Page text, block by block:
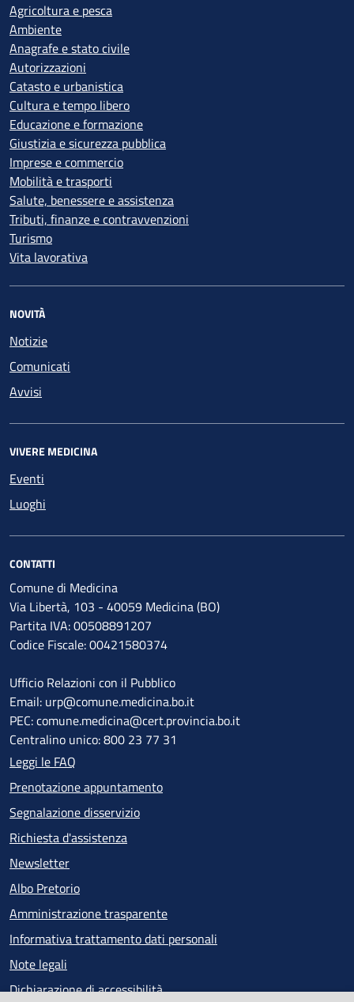
Agricoltura e pesca
Ambiente
Anagrafe e stato civile
Autorizzazioni
Catasto e urbanistica
Cultura e tempo libero
Educazione e formazione
Giustizia e sicurezza pubblica
Imprese e commercio
Mobilità e trasporti
Salute, benessere e assistenza
Tributi, finanze e contravvenzioni
Turismo
Vita lavorativa
NOVITÀ
Notizie
Comunicati
Avvisi
VIVERE MEDICINA
Eventi
Luoghi
CONTATTI
Comune di Medicina
Via Libertà, 103 - 40059 Medicina (BO)
Partita IVA: 00508891207
Codice Fiscale: 00421580374
Ufficio Relazioni con il Pubblico
Email: urp@comune.medicina.bo.it
PEC: comune.medicina@cert.provincia.bo.it
Centralino unico: 800 23 77 31
Leggi le FAQ
Prenotazione appuntamento
Segnalazione disservizio
Richiesta d'assistenza
Newsletter
Albo Pretorio
Amministrazione trasparente
Informativa trattamento dati personali
Note legali
Dichiarazione di accessibilità